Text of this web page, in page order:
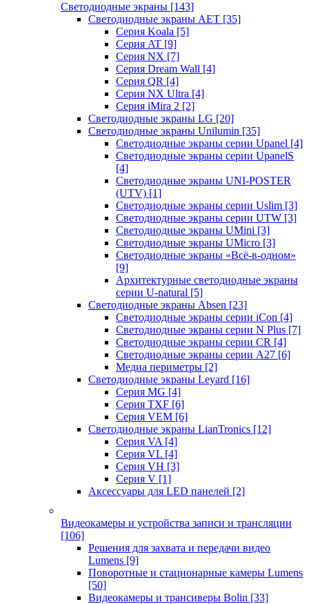
Светодиодные экраны [143]
Светодиодные экраны AET [35]
Cерия Koala [5]
Серия AT [9]
Серия NX [7]
Серия Dream Wall [4]
Серия QR [4]
Серия NX Ultra [4]
Серия iMira 2 [2]
Светодиодные экраны LG [20]
Светодиодные экраны Unilumin [35]
Светодиодные экраны серии Upanel [4]
Светодиодные экраны серии UpanelS
[4]
Светодиодные экраны UNI-POSTER
(UTV) [1]
Светодиодные экраны серии Uslim [3]
Светодиодные экраны серии UTW [3]
Светодиодные экраны UMini [3]
Светодиодные экраны UMicro [3]
Светодиодные экраны «Всё-в-одном»
[9]
Архитектурные светодиодные экраны
серии U-natural [5]
Светодиодные экраны Absen [23]
Светодиодные экраны серии iCon [4]
Светодиодные экраны серии N Plus [7]
Светодиодные экраны серии CR [4]
Светодиодные экраны серии А27 [6]
Медиа периметры [2]
Светодиодные экраны Leyard [16]
Серия MG [4]
Серия TXF [6]
Серия VEM [6]
Светодиодные экраны LianTronics [12]
Серия VA [4]
Серия VL [4]
Серия VH [3]
Серия V [1]
Аксессуары для LED панелей [2]
Видеокамеры и устройства записи и трансляции
[106]
Решения для захвата и передачи видео
Lumens [9]
Поворотные и стационарные камеры Lumens
[50]
Видеокамеры и трансиверы Bolin [33]